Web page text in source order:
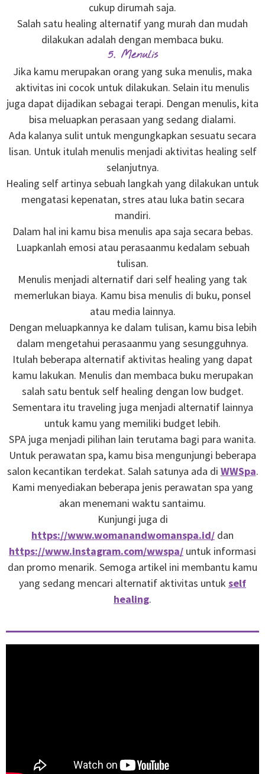
cukup dirumah saja.
Salah satu healing alternatif yang murah dan mudah
dilakukan adalah dengan membaca buku.
5. Menulis
Jika kamu merupakan orang yang suka menulis, maka
aktivitas ini cocok untuk dilakukan. Selain itu menulis
juga dapat dijadikan sebagai terapi. Dengan menulis, kita
bisa meluapkan perasaan yang sedang dialami.
Ada kalanya sulit untuk mengungkapkan sesuatu secara
lisan. Untuk itulah menulis menjadi aktivitas healing self
selanjutnya.
Healing self artinya sebuah langkah yang dilakukan untuk
mengatasi kepenatan, stres atau luka batin secara
mandiri.
Dalam hal ini kamu bisa menulis apa saja secara bebas.
Luapkanlah emosi atau perasaanmu kedalam sebuah
tulisan.
Menulis menjadi alternatif dari self healing yang tak
memerlukan biaya. Kamu bisa menulis di buku, ponsel
atau media lainnya.
Dengan meluapkannya ke dalam tulisan, kamu bisa lebih
dalam mengetahui perasaanmu yang sesungguhnya.
Itulah beberapa alternatif aktivitas healing yang dapat
kamu lakukan. Menulis dan membaca buku merupakan
salah satu bentuk self healing dengan low budget.
Sementara itu traveling juga menjadi alternatif lainnya
untuk kamu yang memiliki budget lebih.
SPA juga menjadi pilihan lain terutama bagi para wanita.
Untuk perawatan spa, kamu bisa mengunjungi beberapa
salon kecantikan terdekat. Salah satunya ada di WWSpa.
Kami menyediakan beberapa jenis perawatan spa yang
akan menemani waktu santaimu.
Kunjungi juga di
https://www.womanandwomanspa.id/ dan
https://www.instagram.com/wwspa/ untuk informasi
dan promo menarik. Semoga artikel ini membantu kamu
yang sedang mencari alternatif aktivitas untuk self
healing.